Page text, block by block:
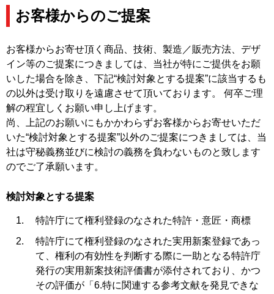
お客様からのご提案
お客様からお寄せ頂く商品、技術、製造／販売方法、デザ
イン等のご提案につきましては、当社が特にご提供をお願
いした場合を除き、下記“検討対象とする提案”に該当するも
の以外は受け取りを遠慮させて頂いております。 何卒ご理
解の程宜しくお願い申し上げます。
尚、上記のお願いにもかかわらずお客様からお寄せいただ
いた“検討対象とする提案”以外のご提案につきましては、当
社は守秘義務並びに検討の義務を負わないものと致します
のでご了承願います。
検討対象とする提案
特許庁にて権利登録のなされた特許・意匠・商標
特許庁にて権利登録のなされた実用新案登録であっ
て、権利の有効性を判断する際に一助となる特許庁
発行の実用新案技術評価書が添付されており、かつ
その評価が「6.特に関連する参考文献を発見できな